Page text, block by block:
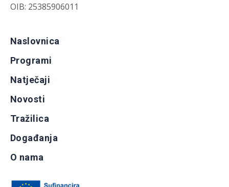
OIB: 25385906011
Naslovnica
Programi
Natječaji
Novosti
Tražilica
Događanja
O nama